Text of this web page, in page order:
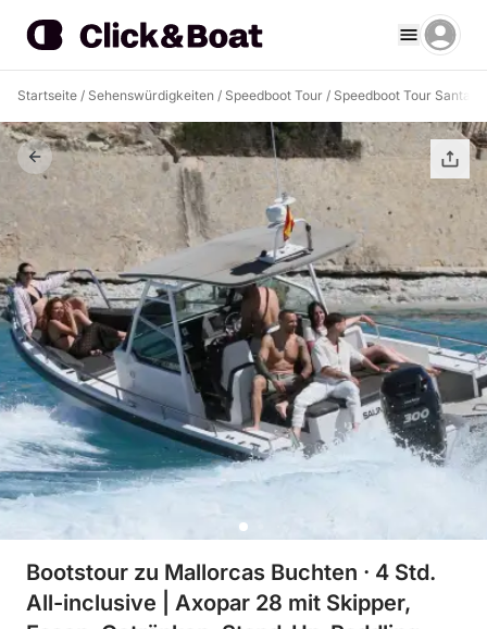
Startseite / Sehenswürdigkeiten / Speedboot Tour / Speedboot Tour Santa
Bootstour zu Mallorcas Buchten · 4 Std.
All-inclusive | Axopar 28 mit Skipper,